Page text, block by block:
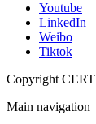
Youtube
LinkedIn
Weibo
Tiktok
Copyright
Main navigation